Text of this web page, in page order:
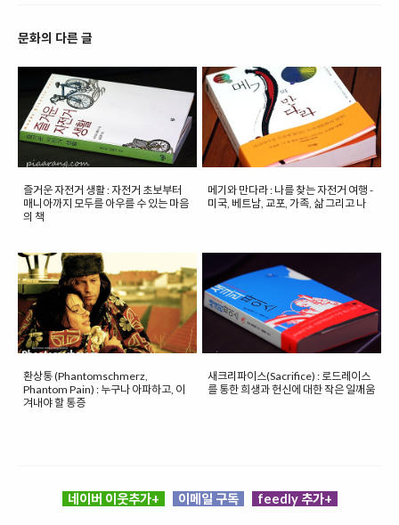
문화의 다른 글
즐거운 자전거 생활 : 자전거 초보부터
매니아까지 모두를 아우를 수 있는 마음
의 책
메기와 만다라 : 나를 찾는 자전거 여행 -
미국, 베트남, 교포, 가족, 삶 그리고 나
환상통 (Phantomschmerz,
Phantom Pain) : 누구나 아파하고, 이
겨내야 할 통증
새크리파이스(Sacrifice) : 로드레이스
를 통한 희생과 헌신에 대한 작은 일깨움
네이버 이웃추가+ 이메일 구독 feedly 추가+